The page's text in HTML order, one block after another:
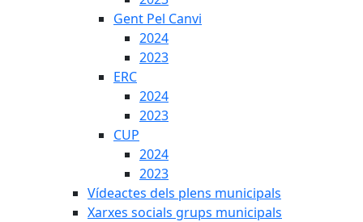
Gent Pel Canvi
2024
2023
ERC
2024
2023
CUP
2024
2023
Vídeactes dels plens municipals
Xarxes socials grups municipals